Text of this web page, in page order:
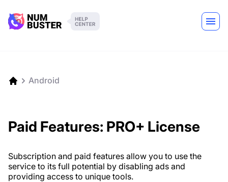
Android
Paid Features: PRO+ License
Subscription and paid features allow you to use the
service to its full potential by disabling ads and
providing access to unique tools.